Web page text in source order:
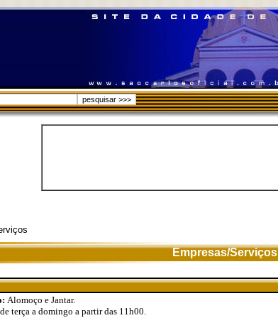
Empresas/Serviços
Alomoço e Jantar.
terça a domingo a partir das 11h00.